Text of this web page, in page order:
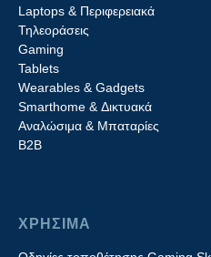
Laptops & Περιφερειακά
Τηλεοράσεις
Gaming
Tablets
Wearables & Gadgets
Smarthome & Δικτυακά
Aναλώσιμα & Μπαταρίες
Β2B
ΧΡΗΣΙΜΑ